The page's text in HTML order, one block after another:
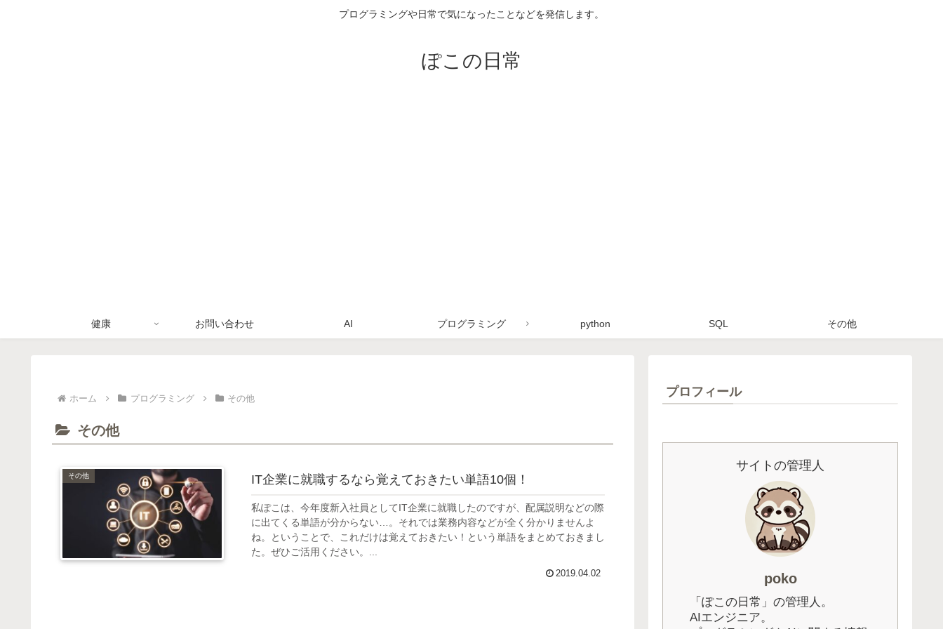
プログラミングや日常で気になったことなどを発信します。
ぽこの日常
健康 お問い合わせ AI プログラミング python SQL その他
ホーム プログラミング その他
その他
その他 IT企業に就職するなら覚えておきたい単語10個！
私ぽこは、今年度新入社員としてIT企業に就職したのですが、配属説明などの際
に出てくる単語が分からない…。それでは業務内容などが全く分かりませんよ
ね。ということで、これだけは覚えておきたい！という単語をまとめておきまし
た。ぜひご活用ください。...
2019.04.02
プロフィール
サイトの管理人
poko
「ぽこの日常」の管理人。
AIエンジニア。